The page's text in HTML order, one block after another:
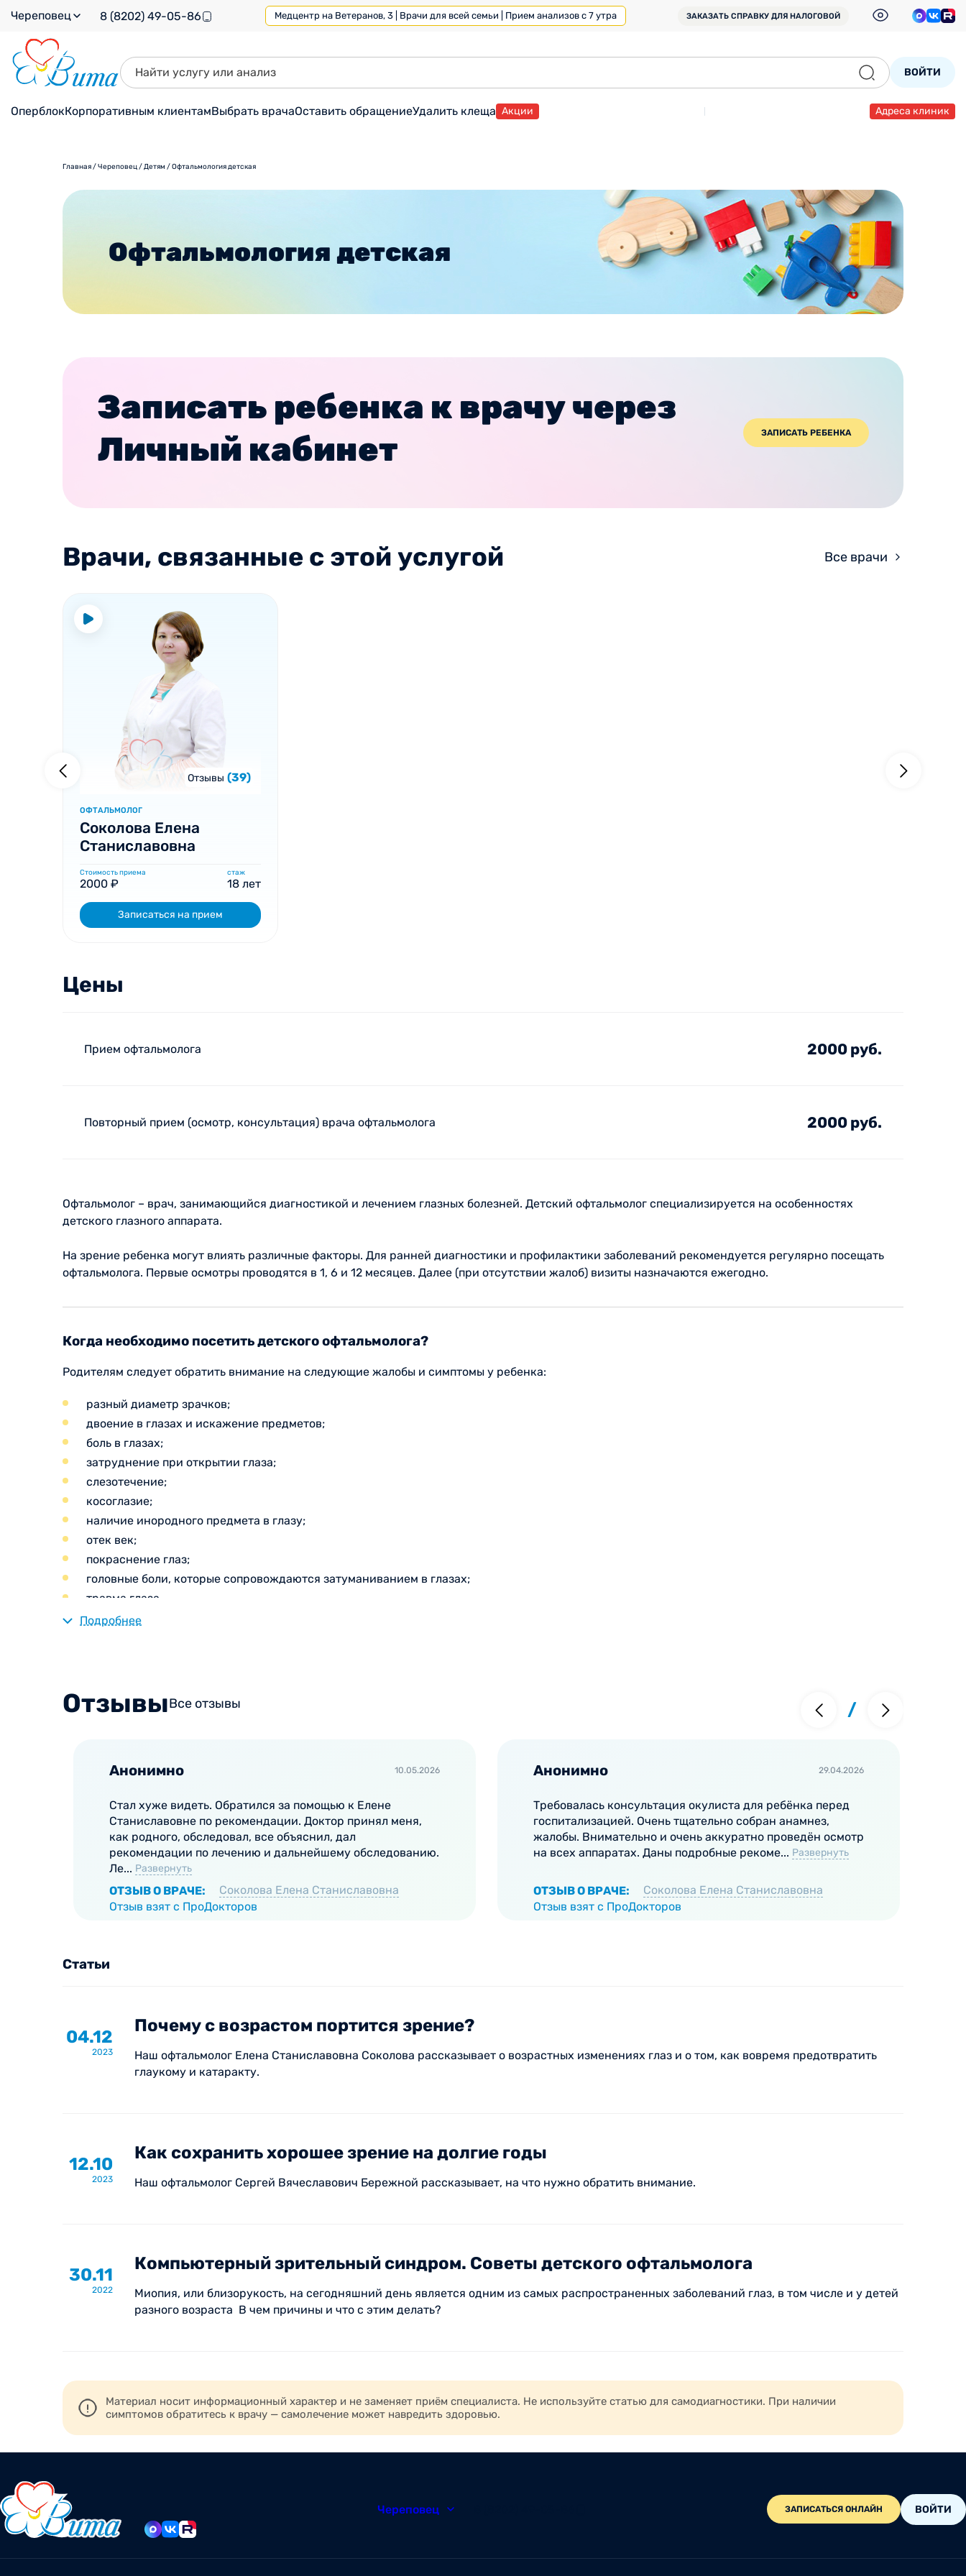
Череповец 8 (8202) 49-05-86 Медцентр на Ветеранов, 3 | Врачи для всей семьи | Прием анализов с 7 утра ЗАКАЗАТЬ СПРАВКУ ДЛЯ НАЛОГОВОЙ
ВОЙТИ
ОперблокКорпоративным клиентамВыбрать врачаОставить обращениеУдалить клеща Акции Адреса клиник
Главная/Череповец/Детям /Офтальмология детская
Офтальмология детская
Записать ребенка к врачу через
Личный кабинет
ЗАПИСАТЬ РЕБЕНКА
Врачи, связанные с этой услугой Все врачи
Отзывы (39)
ОФТАЛЬМОЛОГ
Соколова Елена
Станиславовна
Стоимость приема
2000 ₽
стаж
18 лет
Записаться на прием
Цены
Прием офтальмолога 2000 руб.
Повторный прием (осмотр, консультация) врача офтальмолога 2000 руб.
Офтальмолог – врач, занимающийся диагностикой и лечением глазных болезней. Детский офтальмолог специализируется на особенностях
детского глазного аппарата.
На зрение ребенка могут влиять различные факторы. Для ранней диагностики и профилактики заболеваний рекомендуется регулярно посещать
офтальмолога. Первые осмотры проводятся в 1, 6 и 12 месяцев. Далее (при отсутствии жалоб) визиты назначаются ежегодно.
Когда необходимо посетить детского офтальмолога?
Родителям следует обратить внимание на следующие жалобы и симптомы у ребенка:
разный диаметр зрачков;
двоение в глазах и искажение предметов;
боль в глазах;
затруднение при открытии глаза;
слезотечение;
косоглазие;
наличие инородного предмета в глазу;
отек век;
покраснение глаз;
головные боли, которые сопровождаются затуманиванием в глазах;
травма глаза.
В медицинском центре Вита прием ведут высококвалифицированные детские офтальмологи. Врачи имеют многолетний опыт работы с детьми
Подробнее
ОтзывыВсе отзывы /
Анонимно 10.05.2026
Стал хуже видеть. Обратился за помощью к Елене
Станиславовне по рекомендации. Доктор принял меня,
как родного, обследовал, все объяснил, дал
рекомендации по лечению и дальнейшему обследованию.
Ле... Развернуть
ОТЗЫВ О ВРАЧЕ:
Соколова Елена Станиславовна
Отзыв взят с ПроДокторов
Анонимно 29.04.2026
Требовалась консультация окулиста для ребёнка перед
госпитализацией. Очень тщательно собран анамнез,
жалобы. Внимательно и очень аккуратно проведён осмотр
на всех аппаратах. Даны подробные рекоме... Развернуть
ОТЗЫВ О ВРАЧЕ:
Соколова Елена Станиславовна
Отзыв взят с ПроДокторов
Статьи
04.12
2023
Почему с возрастом портится зрение?
Наш офтальмолог Елена Станиславовна Соколова рассказывает о возрастных изменениях глаз и о том, как вовремя предотвратить
глаукому и катаракту.
12.10
2023
Как сохранить хорошее зрение на долгие годы
Наш офтальмолог Сергей Вячеславович Бережной рассказывает, на что нужно обратить внимание.
30.11
2022
Компьютерный зрительный синдром. Советы детского офтальмолога
Миопия, или близорукость, на сегодняшний день является одним из самых распространенных заболеваний глаз, в том числе и у детей
разного возраста В чем причины и что с этим делать?
Материал носит информационный характер и не заменяет приём специалиста. Не используйте статью для самодиагностики. При наличии
симптомов обратитесь к врачу — самолечение может навредить здоровью.
Череповец ЗАПИСАТЬСЯ ОНЛАЙН ВОЙТИ